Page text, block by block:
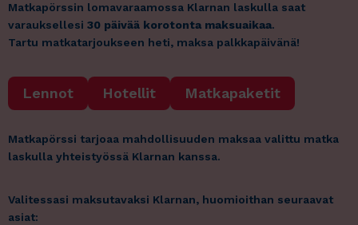
Matkapörssin lomavaraamossa Klarnan laskulla saat
varauksellesi 30 päivää korotonta maksuaikaa.
Tartu matkatarjoukseen heti, maksa palkkapäivänä!
Lennot Hotellit Matkapaketit
Matkapörssi tarjoaa mahdollisuuden maksaa valittu matka
laskulla yhteistyössä Klarnan kanssa.
Valitessasi maksutavaksi Klarnan, huomioithan seuraavat
asiat: